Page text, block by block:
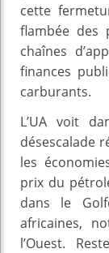
cette
flambée des
chaînes
finances
carburants.
L’UA voit
désescalade
les
prix du
dans le
africaines,
l’Ouest.